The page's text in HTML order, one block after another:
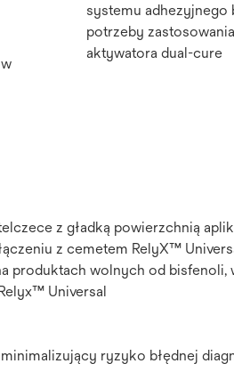
systemu adhezyjnego
potrzeby zastosowania
aktywatora dual-cure
z gładką powierzchnią
z cemetem RelyX™
produktach wolnych od
Universal
ryzyko błędnej